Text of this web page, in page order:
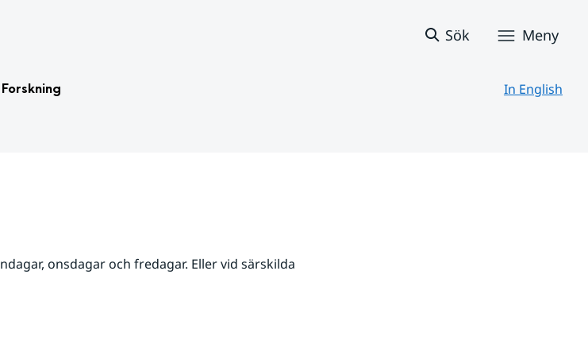
Sök Meny
Forskning In English
onsdagar och fredagar. Eller vid särskilda